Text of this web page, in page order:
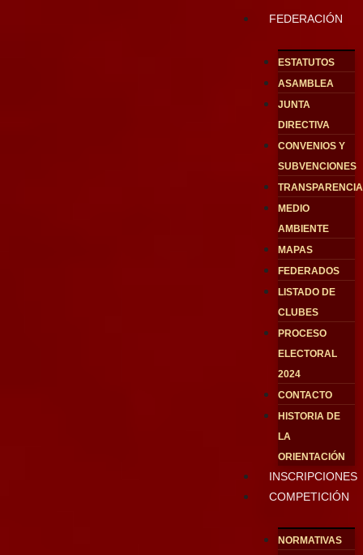
FEDERACIÓN
ESTATUTOS
ASAMBLEA
JUNTA
DIRECTIVA
CONVENIOS Y
SUBVENCIONES
TRANSPARENCIA
MEDIO
AMBIENTE
MAPAS
FEDERADOS
LISTADO DE
CLUBES
PROCESO
ELECTORAL
2024
CONTACTO
HISTORIA DE
LA
ORIENTACIÓN
INSCRIPCIONES
COMPETICIÓN
NORMATIVAS